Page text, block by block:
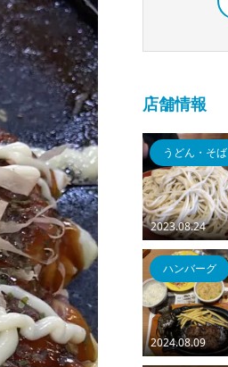
店舗情報
2023.08.24
うどん・そば
2024.08.09
ハンバーグ